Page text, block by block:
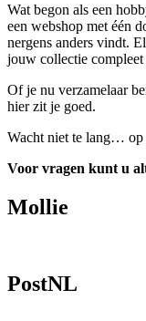
Wat begon als een
een webshop met één
nergens anders vindt.
jouw collectie compleet
Of je nu verzamelaar
hier zit je goed.
Wacht niet te lang… op
Voor vragen kunt u
Mollie
PostNL